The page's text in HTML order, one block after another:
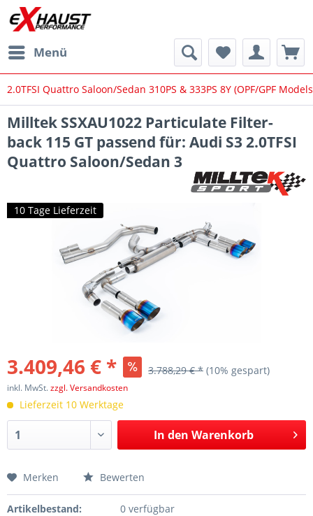
Menü
2.0TFSI Quattro Saloon/Sedan 310PS & 333PS 8Y (OPF/GPF
Milltek SSXAU1022 Particulate Filter-
back 115 GT passend für: Audi S3 2.0TFSI
Quattro Saloon/Sedan 3
10 Tage Lieferzeit
3.409,46 € * 3.788,29 € * (10% gespart)
inkl. MwSt.zzgl. Versandkosten
Lieferzeit 10 Werktage
In den Warenkorb
Merken Bewerten
Artikelbestand:
0 verfügbar